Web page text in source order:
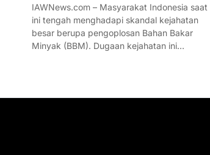
IAWNews.com – Masyarakat Indonesia saat
ini tengah menghadapi skandal kejahatan
besar berupa pengoplosan Bahan Bakar
Minyak (BBM). Dugaan kejahatan ini…